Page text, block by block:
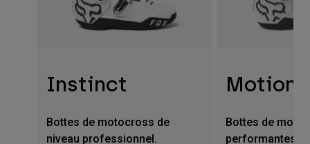
Instinct
Bottes de motocross de
niveau professionnel.
Motion
Bottes de
performantes.